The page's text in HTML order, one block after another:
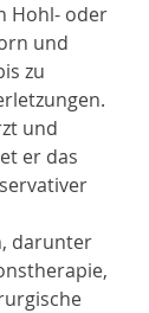
Hohl- oder
und
zu
und
er das
darunter